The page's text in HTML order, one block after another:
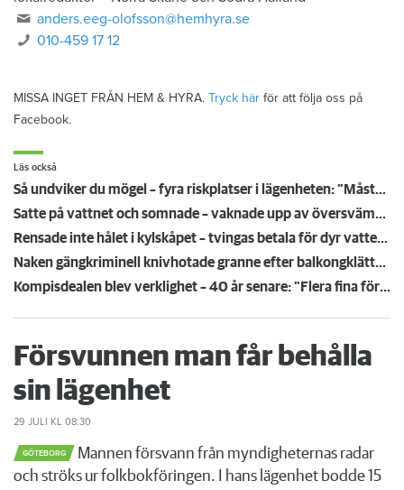
anders.eeg-olofsson@hemhyra.se
010-459 17 12
MISSA INGET FRÅN HEM & HYRA. Tryck här för att följa oss på
Facebook.
Läs också
Så undviker du mögel – fyra riskplatser i lägenheten: ”Måste städa bort”
Satte på vattnet och somnade – vaknade upp av översvämning hos grannen
Rensade inte hålet i kylskåpet – tvingas betala för dyr vattenskada
Naken gängkriminell knivhotade granne efter balkongklättring
Kompisdealen blev verklighet – 40 år senare: "Flera fina fördelar med att dela bostad"
Försvunnen man får behålla
sin lägenhet
29 JULI KL 08:30
GÖTEBORG
Mannen försvann från myndigheternas radar
och ströks ur folkbokföringen. I hans lägenhet bodde 15